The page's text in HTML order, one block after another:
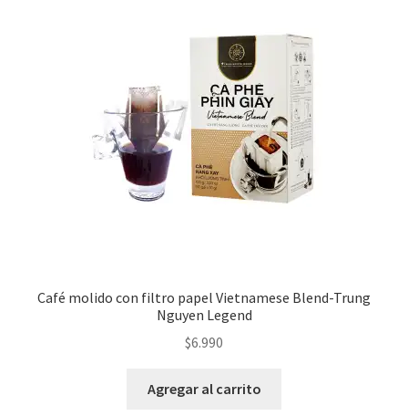
Café molido con filtro papel Vietnamese Blend-Trung
Nguyen Legend
$6.990
Agregar al carrito